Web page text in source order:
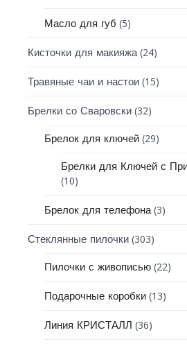
Масло для губ (5)
Кисточки для макияжа (24)
Травяные чаи и настои (15)
Брелки со Сваровски (32)
Брелок для ключей (29)
Брелки для Ключей с
(10)
Брелок для телефона (3)
Стеклянные пилочки (303)
Пилочки с живописью (22)
Подарочные коробки (13)
Линия КРИСТАЛЛ (36)